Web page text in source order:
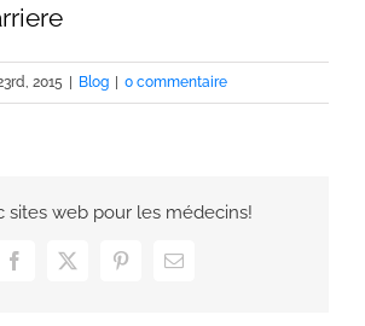
2015 Blog 0 commentaire
sites web pour les médecins!
Facebook
X PinterestEmail